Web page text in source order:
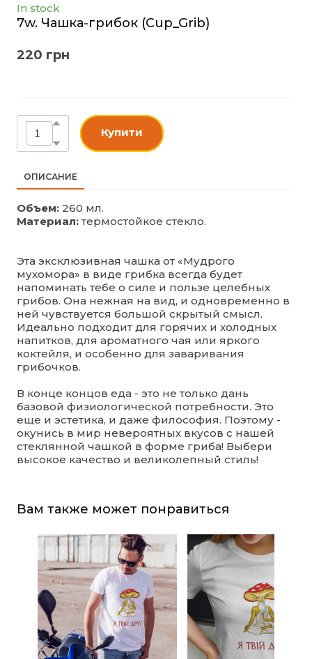
In stock
7w. Чашка-грибок (Cup_Grib)
220 грн
Купити
ОПИСАНИЕ
Объем: 260 мл.
Материал:термостойкое стекло.
Эта эксклюзивная чашка от «Мудрого
мухомора» в виде грибка всегда будет
напоминать тебе о силе и пользе целебных
грибов. Она нежная на вид, и одновременно в
ней чувствуется большой скрытый смысл.
Идеально подходит для горячих и холодных
напитков, для ароматного чая или яркого
коктейля, и особенно для заваривания
грибочков.
В конце концов еда - это не только дань
базовой физиологической потребности. Это
еще и эстетика, и даже философия. Поэтому -
окунись в мир невероятных вкусов с нашей
стеклянной чашкой в форме гриба! Выбери
высокое качество и великолепный стиль!
Вам также может понравиться